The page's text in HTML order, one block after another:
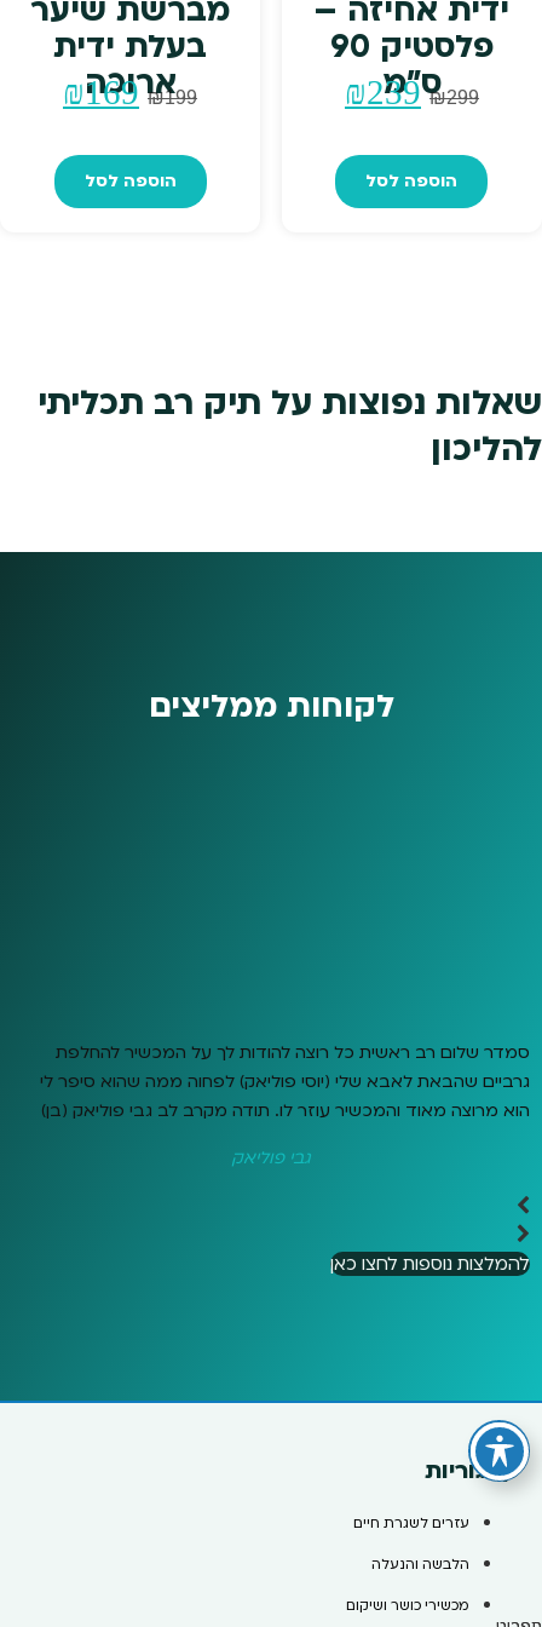
ידית אחיזה –
פלסטיק 90
ס"מ
₪299
המחיר
היה:
₪239
הוא:
הוספה לסל
מברשת שיער
בעלת ידית
ארוכה
₪199
המחיר
היה:
₪169
הוא:
הוספה לסל
שאלות נפוצות על תיק רב תכליתי
להליכון
לקוחות ממליצים
סמדר שלום רב ראשית כל רוצה להודות לך על המכשיר להחלפת
גרביים שהבאת לאבא שלי (יוסי פוליאק) לפחוה ממה שהוא סיפר לי
הוא מרוצה מאוד והמכשיר עוזר לו. תודה מקרב לב גבי פוליאק (בן)
גבי פוליאק
להמלצות נוספות לחצו כאן
קטגוריות
עזרים לשגרת חיים
הלבשה והנעלה
מכשירי כושר ושיקום